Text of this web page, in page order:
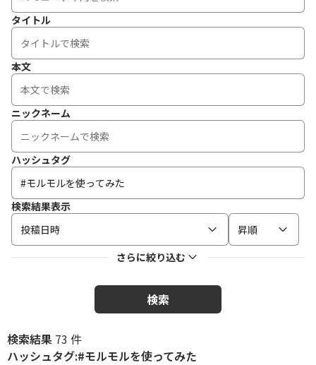
タイトル
本文
ニックネーム
ハッシュタグ
検索結果表示
投稿日時
昇順
さらに絞り込む
検索
検索結果 73 件
ハッシュタグ:#モルモルを使ってみた